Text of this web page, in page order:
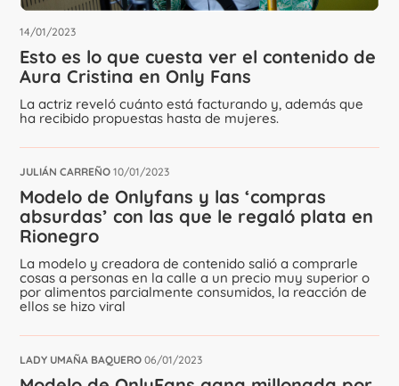
14/01/2023
Esto es lo que cuesta ver el contenido de
Aura Cristina en Only Fans
La actriz reveló cuánto está facturando y, además que
ha recibido propuestas hasta de mujeres.
JULIÁN CARREÑO 10/01/2023
Modelo de Onlyfans y las ‘compras
absurdas’ con las que le regaló plata en
Rionegro
La modelo y creadora de contenido salió a comprarle
cosas a personas en la calle a un precio muy superior o
por alimentos parcialmente consumidos, la reacción de
ellos se hizo viral
LADY UMAÑA BAQUERO 06/01/2023